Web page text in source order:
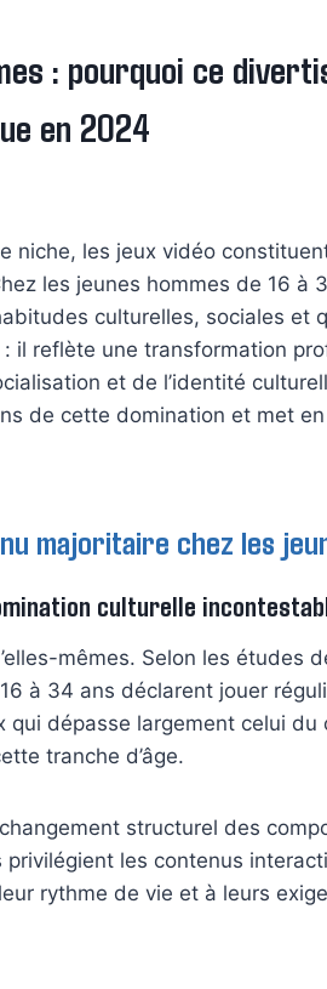
: pourquoi ce
en 2024
les jeux vidéo constituent
les jeunes hommes de 16 à
culturelles, sociales et
il reflète une transformation
et de l’identité
de cette domination et met
majoritaire chez les
culturelle
mêmes. Selon les études
à 34 ans déclarent jouer
dépasse largement celui du
tranche d’âge.
structurel des
les contenus
rythme de vie et à leurs